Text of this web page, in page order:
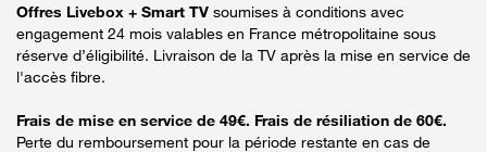
Offres Livebox + Smart TV soumises à conditions avec
engagement 24 mois valables en France métropolitaine sous
réserve d’éligibilité. Livraison de la TV après la mise en service de
l'accès fibre.
Frais de mise en service de 49€. Frais de résiliation de 60€.
Perte du remboursement pour la période restante en cas de